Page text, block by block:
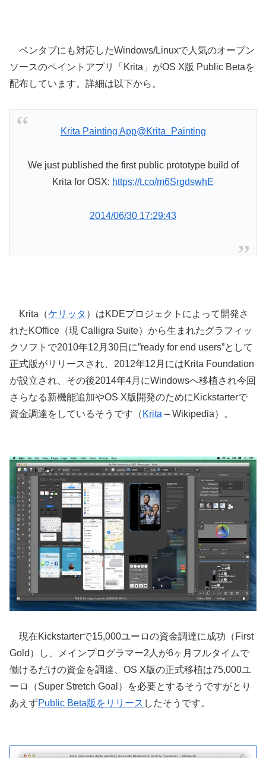
ペンタブにも対応したWindows/Linuxで人気のオープン
ソースのペイントアプリ「Krita」がOS X版 Public Betaを
配布しています。詳細は以下から。
Krita Painting App@Krita_Painting
We just published the first public prototype build of
Krita for OSX: https://t.co/m6SrgdswhE
2014/06/30 17:29:43
Krita（ケリッタ ）はKDEプロジェクトによって開発さ
れたKOffice（現 Calligra Suite）から生まれたグラフィッ
クソフトで2010年12月30日に”ready for end users”として
正式版がリリースされ、2012年12月にはKrita Foundation
が設立され、その後2014年4月にWindowsへ移植され今回
さらなる新機能追加やOS X版開発のためにKickstarterで
資金調達をしているそうです（ Krita – Wikipedia）。
現在Kickstarterで15,000ユーロの資金調達に成功（First
Gold）し、メインプログラマー2人が6ヶ月フルタイムで
働けるだけの資金を調達、OS X版の正式移植は75,000ユ
ーロ（Super Stretch Goal）を必要とするそうですがとり
あえずPublic Beta版をリリース したそうです。